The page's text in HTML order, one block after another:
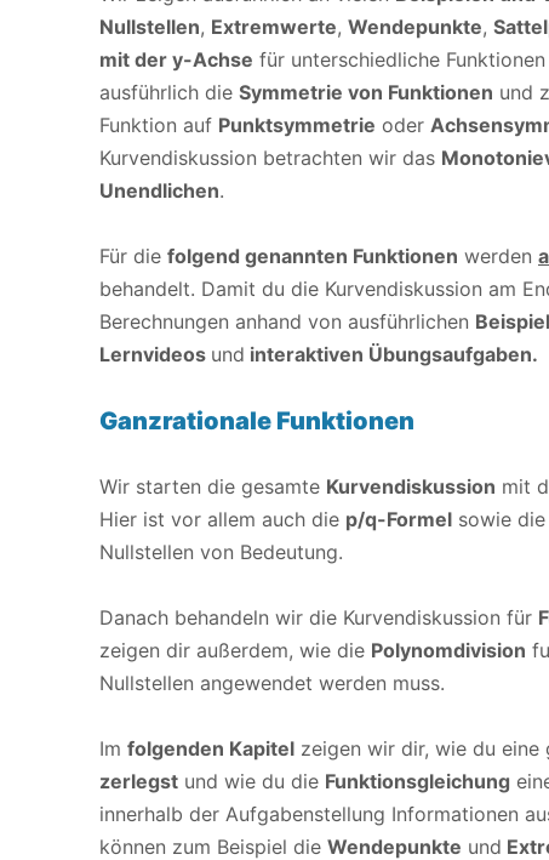
Nullstellen, Extremwerte, Wendepunkte,
mit der y-Achse für unterschiedliche
ausführlich die Symmetrie von Funktionen und
Funktion auf Punktsymmetrie oder
Kurvendiskussion betrachten wir das
Unendlichen.
Für die folgend genannten Funktionen werden
behandelt. Damit du die Kurvendiskussion am
Berechnungen anhand von ausführlichen
Lernvideos und interaktiven Übungsaufgaben.
Ganzrationale Funktionen
Wir starten die gesamte Kurvendiskussion mit
Hier ist vor allem auch die p/q-Formel sowie die
Nullstellen von Bedeutung.
Danach behandeln wir die Kurvendiskussion für
zeigen dir außerdem, wie die Polynomdivision
Nullstellen angewendet werden muss.
Im folgenden Kapitel zeigen wir dir, wie du eine
zerlegst und wie du die Funktionsgleichung
innerhalb der Aufgabenstellung Informationen
können zum Beispiel die Wendepunkte und